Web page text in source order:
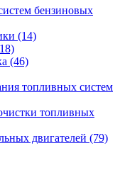
бензиновых
(14)
(46)
топливных систем
топливных
двигателей (79)